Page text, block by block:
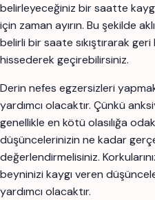
belirleyeceğiniz bir saatte
için zaman ayırın. Bu şekilde
belirli bir saate sıkıştırarak geri
hissederek geçirebilirsiniz.
Derin nefes egzersizleri
yardımcı olacaktır. Çünkü
genellikle en kötü olasılığa
düşüncelerinizin ne kadar
değerlendirmelisiniz.
beyninizi kaygı veren
yardımcı olacaktır.